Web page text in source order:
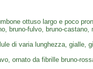
ottuso largo e poco
bruno-fulvo, bruno-castano,
di varia lunghezza, gialle,
ornato da fibrille bruno-